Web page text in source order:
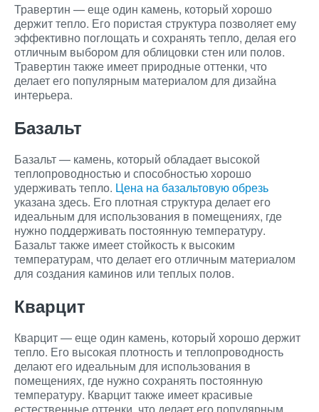
Травертин — еще один камень, который хорошо
держит тепло. Его пористая структура позволяет ему
эффективно поглощать и сохранять тепло, делая его
отличным выбором для облицовки стен или полов.
Травертин также имеет природные оттенки, что
делает его популярным материалом для дизайна
интерьера.
Базальт
Базальт — камень, который обладает высокой
теплопроводностью и способностью хорошо
удерживать тепло. Цена на базальтовую обрезь
указана здесь. Его плотная структура делает его
идеальным для использования в помещениях, где
нужно поддерживать постоянную температуру.
Базальт также имеет стойкость к высоким
температурам, что делает его отличным материалом
для создания каминов или теплых полов.
Кварцит
Кварцит — еще один камень, который хорошо держит
тепло. Его высокая плотность и теплопроводность
делают его идеальным для использования в
помещениях, где нужно сохранять постоянную
температуру. Кварцит также имеет красивые